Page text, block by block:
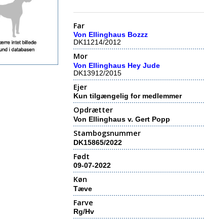
Far
Von Ellinghaus Bozzz
DK11214/2012
Mor
Von Ellinghaus Hey Jude
DK13912/2015
Ejer
Kun tilgængelig for medlemmer
Opdrætter
Von Ellinghaus v. Gert Popp
Stambogsnummer
DK15865/2022
Født
09-07-2022
Køn
Tæve
Farve
Rg/Hv